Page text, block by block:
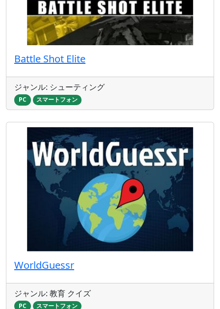
Battle Shot Elite
ジャンル: シューティング
PC スマートフォン
WorldGuessr
ジャンル: 教育 クイズ
PC スマートフォン